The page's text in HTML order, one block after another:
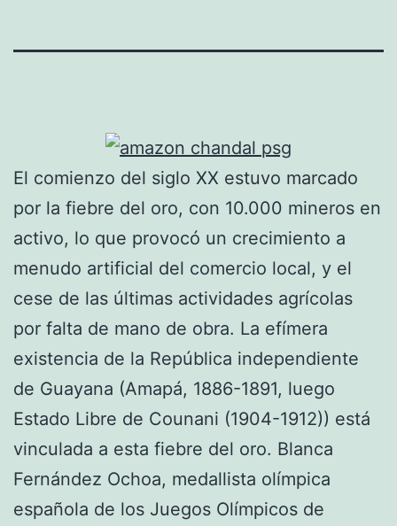
El comienzo del siglo XX estuvo marcado
por la fiebre del oro, con 10.000 mineros en
activo, lo que provocó un crecimiento a
menudo artificial del comercio local, y el
cese de las últimas actividades agrícolas
por falta de mano de obra. La efímera
existencia de la República independiente
de Guayana (Amapá, 1886-1891, luego
Estado Libre de Counani (1904-1912)) está
vinculada a esta fiebre del oro. Blanca
Fernández Ochoa, medallista olímpica
española de los Juegos Olímpicos de